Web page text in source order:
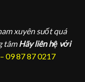
xuyên suốt quá
tâm Hãy liên hệ với
09 87 87 0217